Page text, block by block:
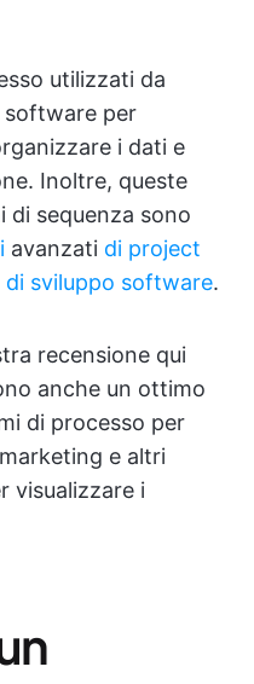
utilizzati da
software per
i dati e
Inoltre, queste
di sequenza sono
avanzati di project
sviluppo software.
recensione qui
anche un ottimo
di processo per
e altri
visualizzare i